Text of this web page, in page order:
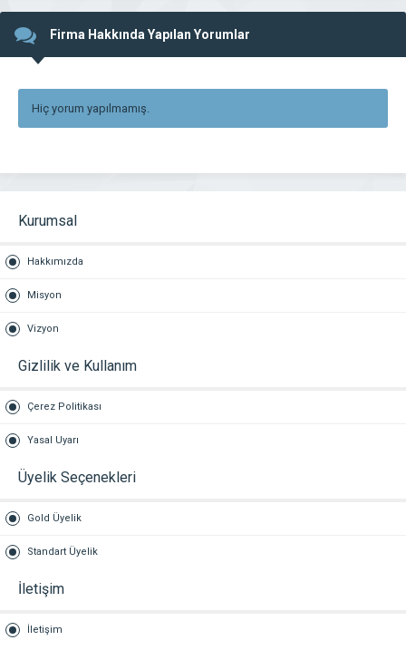
Firma Hakkında Yapılan Yorumlar
Hiç yorum yapılmamış.
Kurumsal
Hakkımızda
Misyon
Vizyon
Gizlilik ve Kullanım
Çerez Politikası
Yasal Uyarı
Üyelik Seçenekleri
Gold Üyelik
Standart Üyelik
İletişim
İletişim